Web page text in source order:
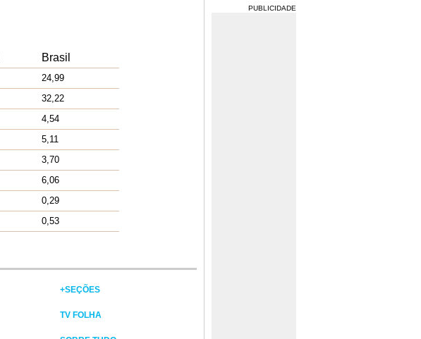
Brasil
24,99
32,22
4,54
5,11
3,70
6,06
0,29
0,53
+SEÇÕES
TV FOLHA
PUBLICIDADE